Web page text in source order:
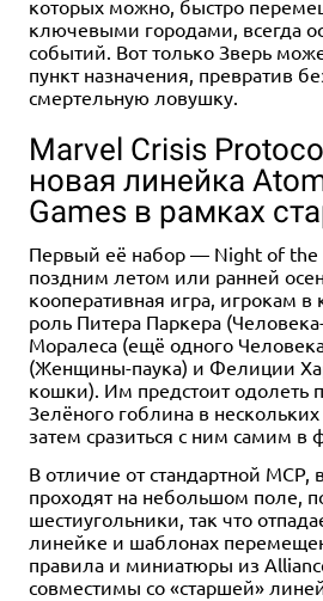
которых можно, быстро
ключевыми городами, всегда
событий. Вот только Зверь
пункт назначения, превратив
смертельную ловушку.
Marvel Crisis
новая линейка
Games в рамках
Первый её набор — Night of the
поздним летом или ранней
кооперативная игра, игрокам в
роль Питера Паркера
Моралеса (ещё одного
(Женщины-паука) и Фелиции
кошки). Им предстоит одолеть
Зелёного гоблина в
затем сразиться с ним самим в
В отличие от стандартной MCP,
проходят на небольшом поле,
шестиугольники, так что
линейке и шаблонах
правила и миниатюры из
совместимы со «старшей»